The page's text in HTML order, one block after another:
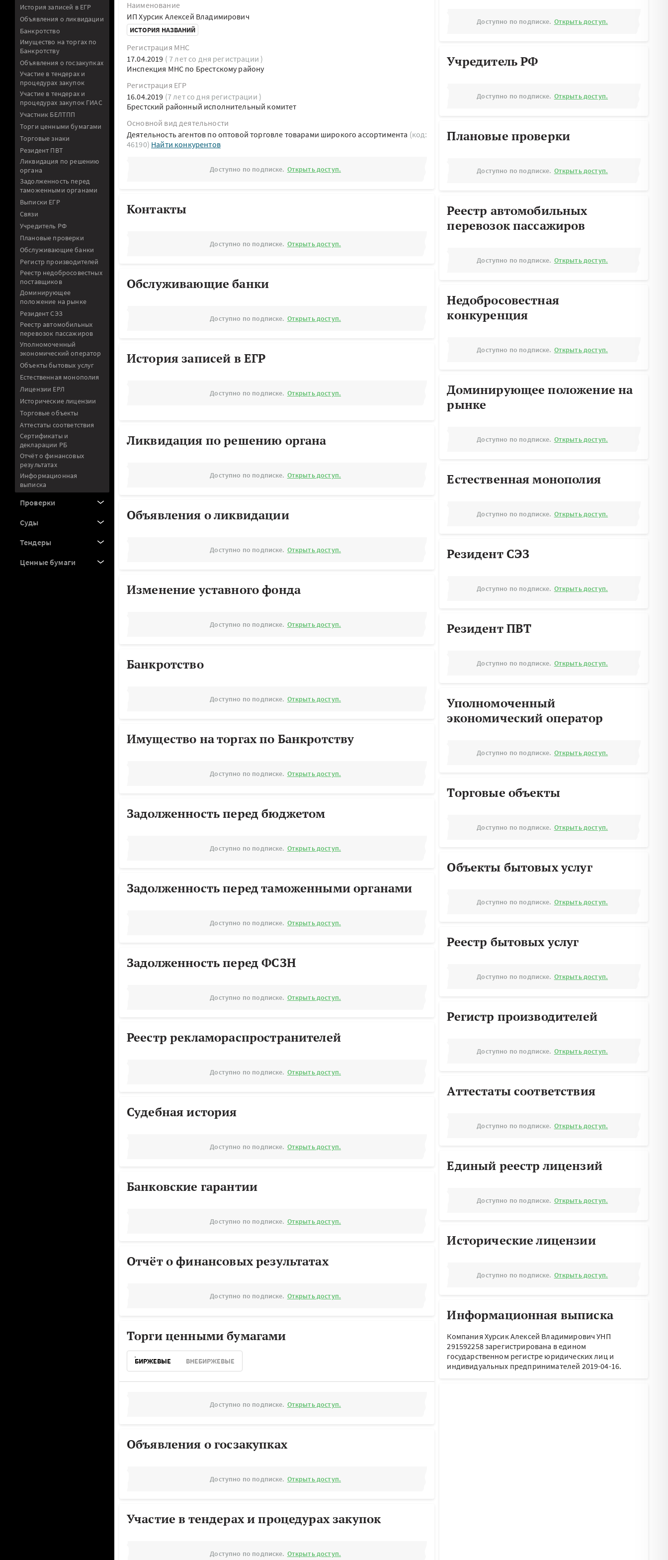
История записей в ЕГР
Объявления о ликвидации
Банкротство
Имущество на торгах по
Банкротству
Объявления о госзакупках
Участие в тендерах и
процедурах закупок
Участие в тендерах и
процедурах закупок ГИАС
Участник БЕЛТПП
Торги ценными бумагами
Торговые знаки
Резидент ПВТ
Ликвидация по решению
органа
Задолженность перед
таможенными органами
Выписки ЕГР
Связи
Учредитель РФ
Плановые проверки
Обслуживающие банки
Регистр производителей
Реестр недобросовестных
поставщиков
Доминирующее
положение на рынке
Резидент СЭЗ
Реестр автомобильных
перевозок пассажиров
Уполномоченный
экономический оператор
Объекты бытовых услуг
Естественная монополия
Лицензии ЕРЛ
Исторические лицензии
Торговые объекты
Аттестаты соответствия
Сертификаты и
декларации РБ
Отчёт о финансовых
результатах
Информационная
выписка
Проверки
Суды
Тендеры
Ценные бумаги
Наименование
ИП Хурсик Алексей Владимирович
ИСТОРИЯ НАЗВАНИЙ
Регистрация МНС
17.04.2019 ( 7 лет со дня регистрации )
Инспекция МНС по Брестскому району
Регистрация ЕГР
16.04.2019 (7 лет со дня регистрации )
Брестский районный исполнительный комитет
Основной вид деятельности
Деятельность агентов по оптовой торговле товарами широкого ассортимента (код:
46190) Найти конкурентов
Доступно по подписке. Открыть доступ.
Контакты
Доступно по подписке. Открыть доступ.
Обслуживающие банки
Доступно по подписке. Открыть доступ.
История записей в ЕГР
Доступно по подписке. Открыть доступ.
Ликвидация по решению органа
Доступно по подписке. Открыть доступ.
Объявления о ликвидации
Доступно по подписке. Открыть доступ.
Изменение уставного фонда
Доступно по подписке. Открыть доступ.
Банкротство
Доступно по подписке. Открыть доступ.
Имущество на торгах по Банкротству
Доступно по подписке. Открыть доступ.
Задолженность перед бюджетом
Доступно по подписке. Открыть доступ.
Задолженность перед таможенными органами
Доступно по подписке. Открыть доступ.
Задолженность перед ФСЗН
Доступно по подписке. Открыть доступ.
Реестр рекламораспространителей
Доступно по подписке. Открыть доступ.
Судебная история
Доступно по подписке. Открыть доступ.
Банковские гарантии
Доступно по подписке. Открыть доступ.
Отчёт о финансовых результатах
Доступно по подписке. Открыть доступ.
Торги ценными бумагами
БИРЖЕВЫЕ ВНЕБИРЖЕВЫЕ
Доступно по подписке. Открыть доступ.
Объявления о госзакупках
Доступно по подписке. Открыть доступ.
Участие в тендерах и процедурах закупок
Доступно по подписке. Открыть доступ.
Доступно по подписке. Открыть доступ.
Учредитель РФ
Доступно по подписке. Открыть доступ.
Плановые проверки
Доступно по подписке. Открыть доступ.
Реестр автомобильных
перевозок пассажиров
Доступно по подписке. Открыть доступ.
Недобросовестная
конкуренция
Доступно по подписке. Открыть доступ.
Доминирующее положение на
рынке
Доступно по подписке. Открыть доступ.
Естественная монополия
Доступно по подписке. Открыть доступ.
Резидент СЭЗ
Доступно по подписке. Открыть доступ.
Резидент ПВТ
Доступно по подписке. Открыть доступ.
Уполномоченный
экономический оператор
Доступно по подписке. Открыть доступ.
Торговые объекты
Доступно по подписке. Открыть доступ.
Объекты бытовых услуг
Доступно по подписке. Открыть доступ.
Реестр бытовых услуг
Доступно по подписке. Открыть доступ.
Регистр производителей
Доступно по подписке. Открыть доступ.
Аттестаты соответствия
Доступно по подписке. Открыть доступ.
Единый реестр лицензий
Доступно по подписке. Открыть доступ.
Исторические лицензии
Доступно по подписке. Открыть доступ.
Информационная выписка
Компания Хурсик Алексей Владимирович УНП
291592258 зарегистрирована в едином
государственном регистре юридических лиц и
индивидуальных предпринимателей 2019-04-16.